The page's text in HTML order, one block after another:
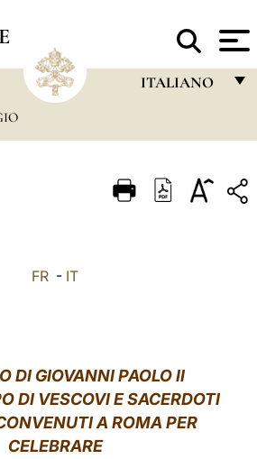
ITALIANO
ITALIANO
中文
LATINE
FR - IT
DI GIOVANNI PAOLO II
DI VESCOVI E SACERDOTI
A ROMA PER
CELEBRARE